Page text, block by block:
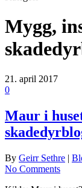
Mygg,
21. april 2017
0
Maur i
By Geirr Sethre |
No Comments